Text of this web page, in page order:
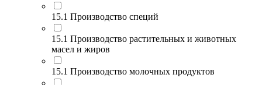
15.1 Производство специй
15.1 Производство растительных и животных
масел и жиров
15.1 Производство молочных продуктов